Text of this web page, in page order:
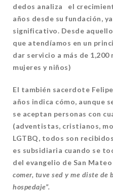
dedos analiza el
años desde su fundación,
significativo. Desde
que atendíamos en un
dar servicio a más de
mujeres y niños)
El también sacerdote
años indica cómo, aunque
se aceptan personas con
(adventistas, cristianos,
LGTBQ, todos son
es subsidiaria cuando se
del evangelio de San Mateo
comer, tuve sed y me diste de
hospedaje”.